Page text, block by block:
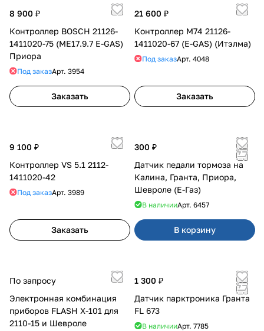
8 900 ₽
Контроллер BOSCH 21126-
1411020-75 (ME17.9.7 E-GAS)
Приора
Под заказАрт. 3954
Заказать
21 600 ₽
Контроллер М74 21126-
1411020-67 (E-GAS) (Итэлма)
Под заказАрт. 4048
Заказать
9 100 ₽
Контроллер VS 5.1 2112-
1411020-42
Под заказАрт. 3989
Заказать
300 ₽
Датчик педали тормоза на
Калина, Гранта, Приора,
Шевроле (Е-Газ)
В наличииАрт. 6457
В корзину
По запросу
Электронная комбинация
приборов FLASH X-101 для
2110-15 и Шевроле
1 300 ₽
Датчик парктроника Гранта
FL 673
В наличииАрт. 7785